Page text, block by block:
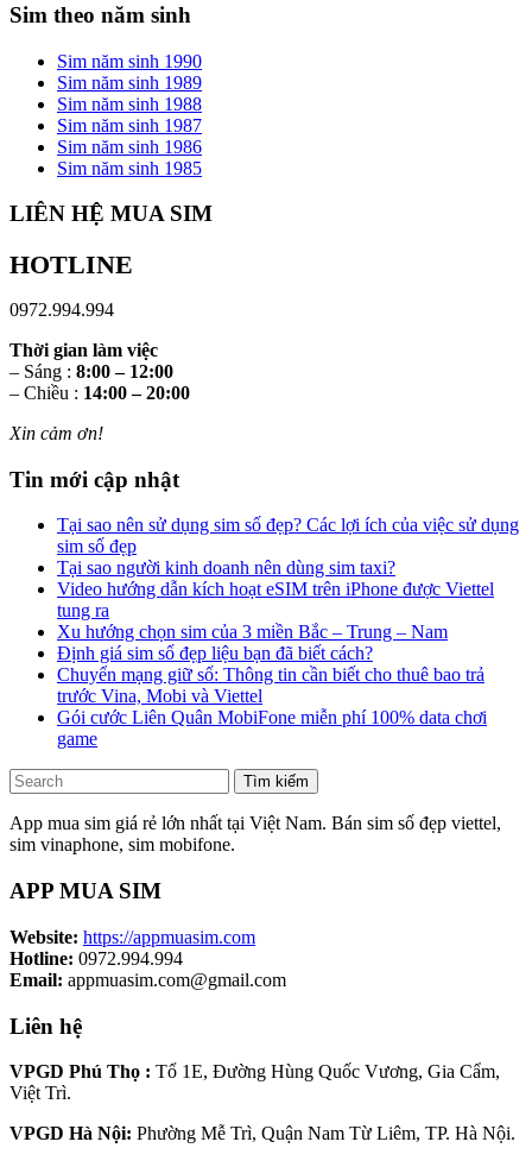
Sim theo năm sinh
Sim năm sinh 1990
Sim năm sinh 1989
Sim năm sinh 1988
Sim năm sinh 1987
Sim năm sinh 1986
Sim năm sinh 1985
LIÊN HỆ MUA SIM
HOTLINE
0972.994.994
Thời gian làm việc
– Sáng : 8:00 – 12:00
– Chiều : 14:00 – 20:00
Xin cảm ơn!
Tin mới cập nhật
Tại sao nên sử dụng sim số đẹp? Các lợi ích của việc sử dụng
sim số đẹp
Tại sao người kinh doanh nên dùng sim taxi?
Video hướng dẫn kích hoạt eSIM trên iPhone được Viettel
tung ra
Xu hướng chọn sim của 3 miền Bắc – Trung – Nam
Định giá sim số đẹp liệu bạn đã biết cách?
Chuyển mạng giữ số: Thông tin cần biết cho thuê bao trả
trước Vina, Mobi và Viettel
Gói cước Liên Quân MobiFone miễn phí 100% data chơi
game
Tìm kiếm
App mua sim giá rẻ lớn nhất tại Việt Nam. Bán sim số đẹp viettel,
sim vinaphone, sim mobifone.
APP MUA SIM
Website: https://appmuasim.com
Hotline: 0972.994.994
Email: appmuasim.com@gmail.com
Liên hệ
VPGD Phú Thọ : Tổ 1E, Đường Hùng Quốc Vương, Gia Cẩm,
Việt Trì.
VPGD Hà Nội: Phường Mễ Trì, Quận Nam Từ Liêm, TP. Hà Nội.